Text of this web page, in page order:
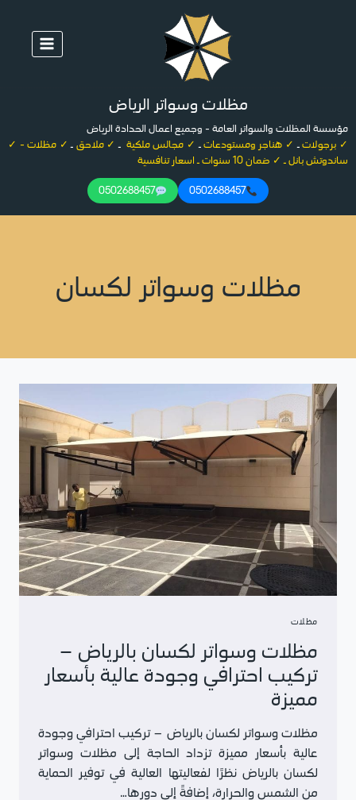
مظلات وسواتر الرياض
مؤسسة المظلات والسواتر العامة - وجميع اعمال الحدادة الرياض
✓ برجولاتـ ✓ هناجر ومستودعات ـ ✓ مجالس ملكية ـ ✓ ملاحق ـ ✓ مظلات - ✓
ساندوتش بانل ـ ✓ ضمان 10 سنوات ـ اسعار تنافسية
0502688457
0502688457
مظلات وسواتر لكسان
مظلات
مظلات وسواتر لكسان بالرياض –
تركيب احترافي وجودة عالية بأسعار
مميزة
مظلات وسواتر لكسان بالرياض – تركيب احترافي وجودة
عالية بأسعار مميزة تزداد الحاجة إلى مظلات وسواتر
لكسان بالرياض نظرًا لفعاليتها العالية في توفير الحماية
من الشمس والحرارة، إضافةً إلى دورها…